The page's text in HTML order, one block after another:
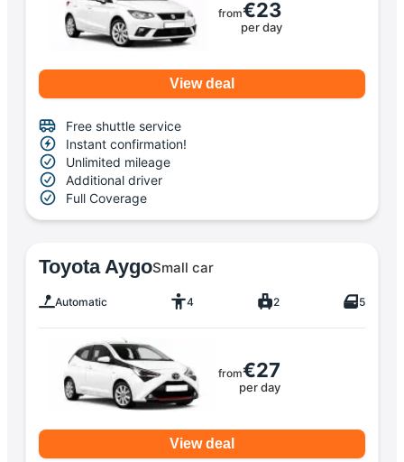
from€23
per day
View deal
Free shuttle service
Instant confirmation!
Unlimited mileage
Additional driver
Full Coverage
Toyota AygoSmall car
Automatic 4 2 5
from€27
per day
View deal